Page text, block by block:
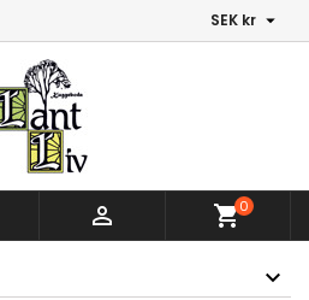
SEK kr 
 shopping_cart0